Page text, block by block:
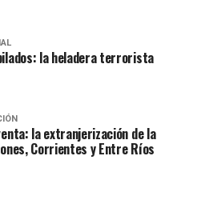
la heladera terrorista
la extranjerización de la
Corrientes y Entre Ríos